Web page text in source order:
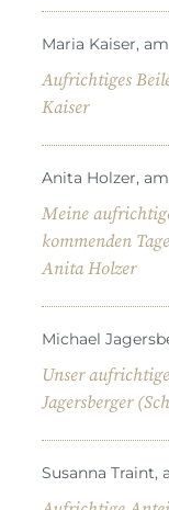
Maria Kaiser,
Aufrichtiges
Kaiser
Anita Holzer,
Meine
kommenden
Anita Holzer
Michael
Unser
Jagersberger
Susanna Traint,